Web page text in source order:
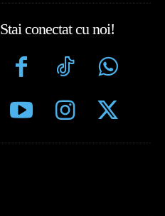
Stai conectat cu noi!